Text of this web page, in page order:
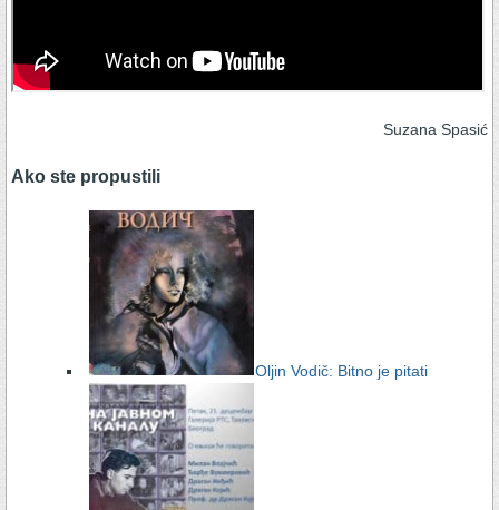
Suzana Spasić
Ako ste propustili
Oljin Vodič: Bitno je pitati